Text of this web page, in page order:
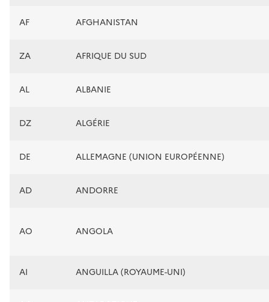
AF AFGHANISTAN
ZA AFRIQUE DU SUD
AL ALBANIE
DZ ALGÉRIE
DE ALLEMAGNE (UNION EUROPÉENNE)
AD ANDORRE
AO ANGOLA
AI ANGUILLA (ROYAUME-UNI)